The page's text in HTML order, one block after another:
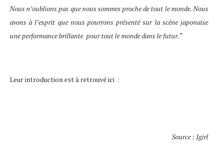
Nous n’oublions pas que nous sommes proche de tout le monde. Nous
avons à l’esprit que nous pourrons présenté sur la scène japonaise
une performance brillante pour tout le monde dans le futur.“
Leur introduction est à retrouvé ici :
Source : Igirl